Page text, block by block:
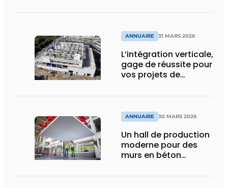
ANNUAIRE 31 MARS 2026
L’intégration verticale,
gage de réussite pour
vos projets de
ANNUAIRE 30 MARS 2026
Un hall de production
moderne pour des
murs en béton